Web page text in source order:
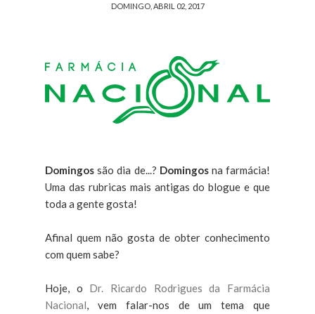
DOMINGO, ABRIL 02, 2017
Domingossão dia de...? Domingosna farmácia!
Uma das rubricas mais antigas do blogue e que
toda a gente gosta!
Afinal quem não gosta de obter conhecimento
com quem sabe?
Hoje, o Dr. Ricardo Rodrigues da Farmácia
Nacional, vem falar-nos de um tema que